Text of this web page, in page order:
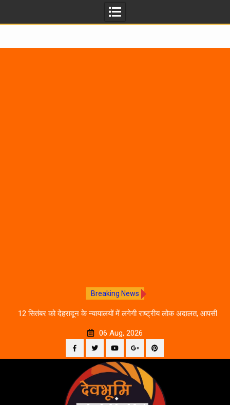
Breaking News
12 सितंबर को देहरादून के न्यायालयों में लगेगी राष्ट्रीय लोक अदालत, आपसी
06 Aug, 2026
Facebook
TwitterYouTubePlus
Google